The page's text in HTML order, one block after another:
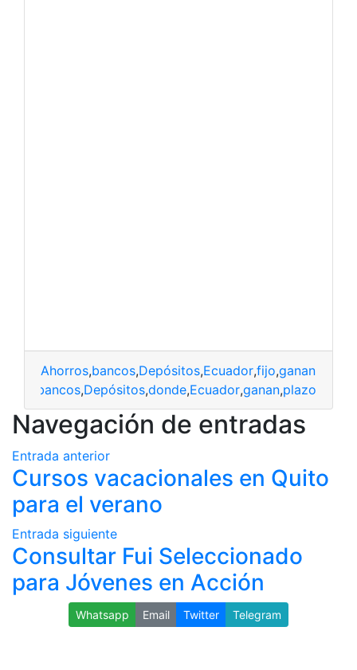
Ahorros,bancos,Depósitos,Ecuador,fijo,ganan
bancos,Depósitos,donde,Ecuador,ganan,plazo
Navegación de entradas
Entrada anterior
Cursos vacacionales en Quito
para el verano
Entrada siguiente
Consultar Fui Seleccionado
para Jóvenes en Acción
Whatsapp Email Twitter Telegram